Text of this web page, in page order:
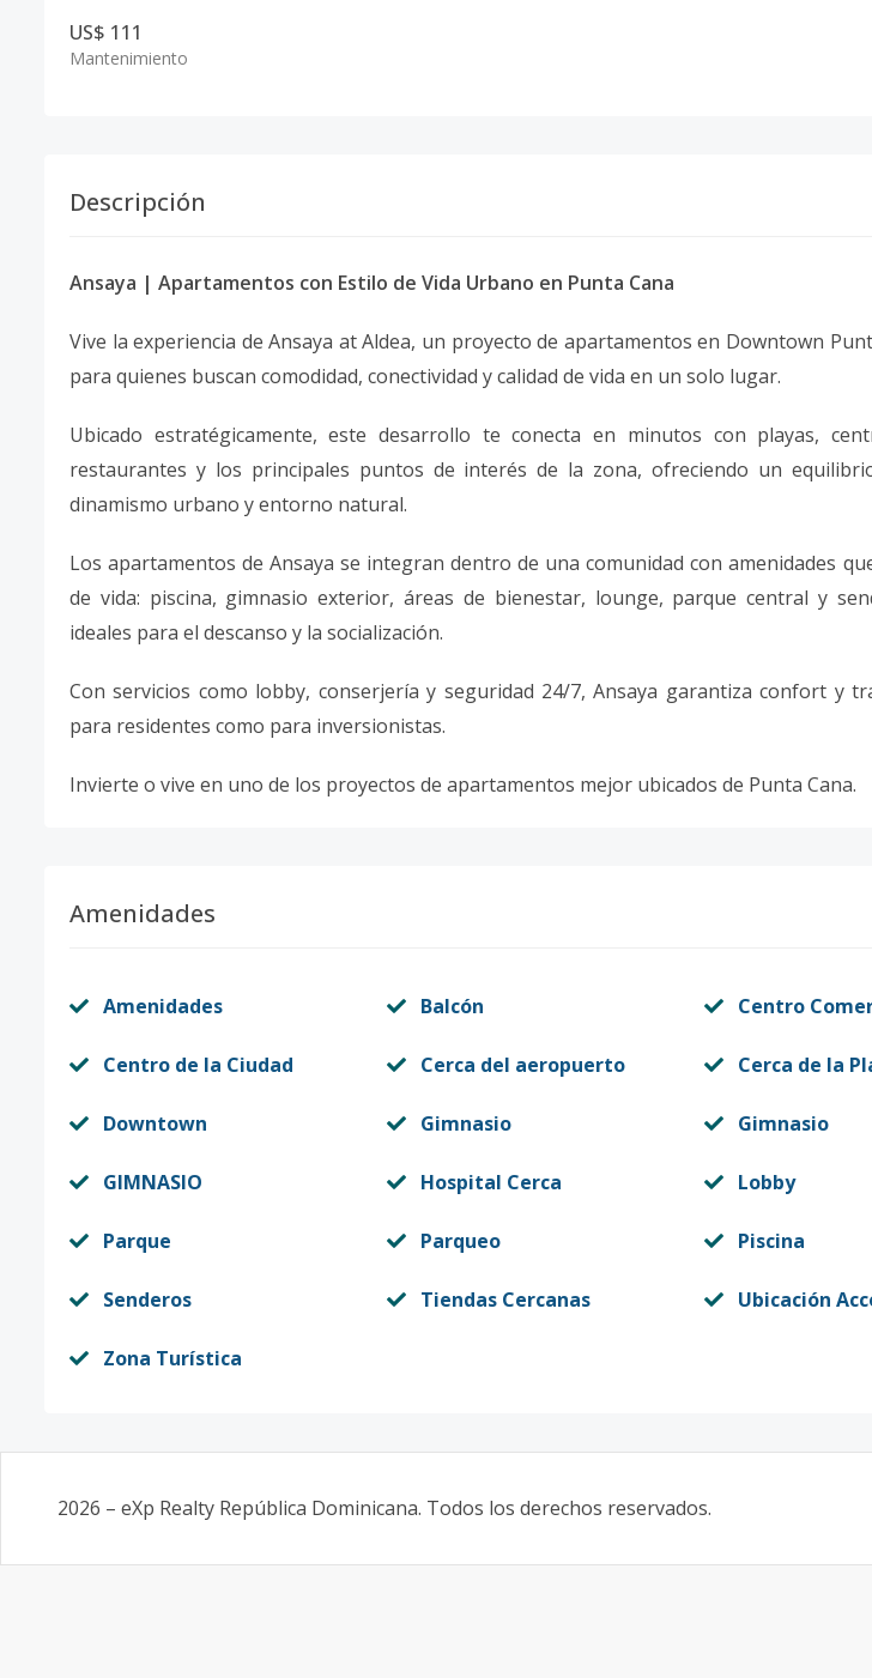
US$ 111
Mantenimiento
Descripción
Ansaya | Apartamentos con Estilo de Vida Urbano en Punta Cana
Vive la experiencia de Ansaya at Aldea, un proyecto de apartamentos en Downtown
para quienes buscan comodidad, conectividad y calidad de vida en un solo lugar.
Ubicado estratégicamente, este desarrollo te conecta en minutos con playas,
restaurantes y los principales puntos de interés de la zona, ofreciendo un
dinamismo urbano y entorno natural.
Los apartamentos de Ansaya se integran dentro de una comunidad con amenidades
de vida: piscina, gimnasio exterior, áreas de bienestar, lounge, parque central y
ideales para el descanso y la socialización.
Con servicios como lobby, conserjería y seguridad 24/7, Ansaya garantiza confort y
para residentes como para inversionistas.
Invierte o vive en uno de los proyectos de apartamentos mejor ubicados de Punta Cana.
Amenidades
Amenidades Balcón Centro
Centro de la Ciudad Cerca del aeropuerto Cerca de la
Downtown Gimnasio Gimnasio
GIMNASIO Hospital Cerca Lobby
Parque Parqueo Piscina
Senderos Tiendas Cercanas Ubicación
Zona Turística
2026 – eXp Realty República Dominicana. Todos los derechos reservados.